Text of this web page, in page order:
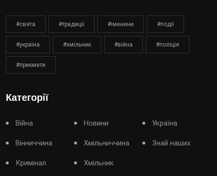
#свята #традиції #іменини #події
#україна #хмільник #війна #поліція
#прикмети
Категорії
Війна Новини Україна
Вінниччина Хмільниччина Знай наших
Кримінал Хмільник